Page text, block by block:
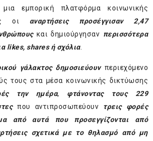
μια εμπορική πλατφόρμα κοινωνικής
οι αναρτήσεις προσέγγισαν 2,47
και δημιούργησαν περισσότερα
likes, shares ή σχόλια.
γάλακτος δημοσιεύουνπεριεχόμενο
τους στα μέσα κοινωνικής δικτύωσης
την ημέρα, φτάνοντας τους 229
που αντιπροσωπεύουν
τρεις φορές
από αυτά που προσεγγίζονται από
σχετικά με το θηλασμό από μη